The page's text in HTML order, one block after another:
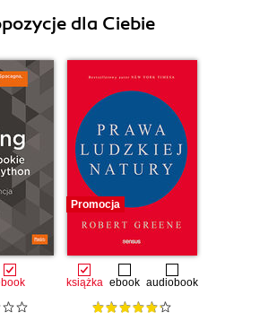
dla Ciebie
Promocja
książka ebook audiobook